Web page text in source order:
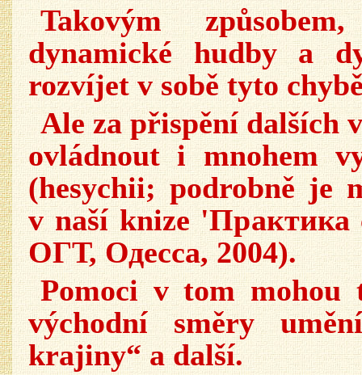
Takovým
dynamické hudby a
rozvíjet v sobě tyto
Ale za přispění dalších
ovládnout i mnohem
(hesychii; podrobně je
v naší knize 'Практика
ОГТ, Одесса, 2004).
Pomoci v tom mohou
východní směry
krajiny“ a další.